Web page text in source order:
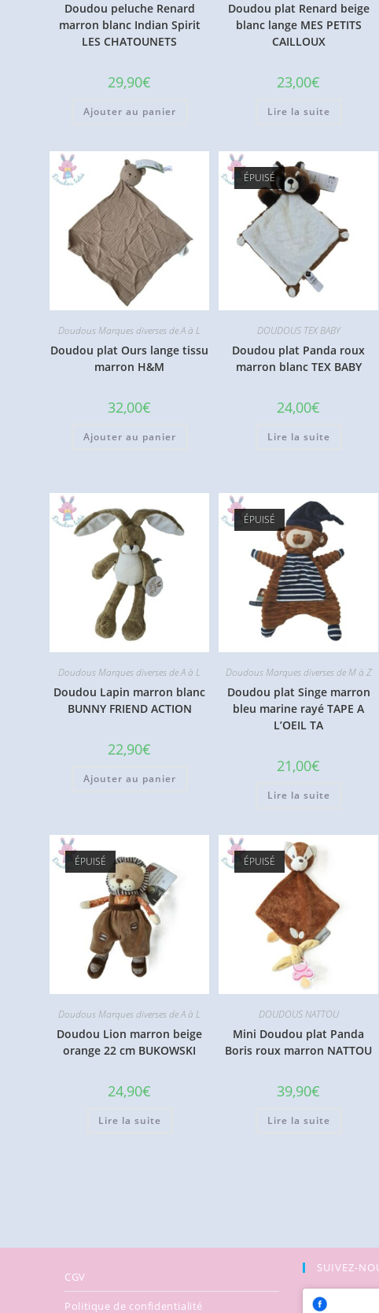
Doudou peluche Renard
marron blanc Indian Spirit
LES CHATOUNETS
29,90€
Ajouter au panier
Doudou plat Renard beige
blanc lange MES PETITS
CAILLOUX
23,00€
Lire la suite
Doudous Marques diverses de A à L
Doudou plat Ours lange tissu
marron H&M
32,00€
Ajouter au panier
ÉPUISÉ
DOUDOUS TEX BABY
Doudou plat Panda roux
marron blanc TEX BABY
24,00€
Lire la suite
Doudous Marques diverses de A à L
Doudou Lapin marron blanc
BUNNY FRIEND ACTION
22,90€
Ajouter au panier
ÉPUISÉ
Doudous Marques diverses de M à Z
Doudou plat Singe marron
bleu marine rayé TAPE A
L’OEIL TA
21,00€
Lire la suite
ÉPUISÉ
Doudous Marques diverses de A à L
Doudou Lion marron beige
orange 22 cm BUKOWSKI
24,90€
Lire la suite
ÉPUISÉ
DOUDOUS NATTOU
Mini Doudou plat Panda
Boris roux marron NATTOU
39,90€
Lire la suite
CGV
Politique de confidentialité
SUIVEZ-